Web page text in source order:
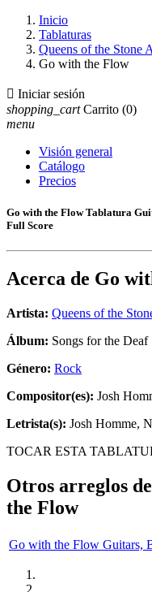
Inicio
Tablaturas
Queens of the Stone
Go with the Flow
 Iniciar sesión
shopping_cart Carrito (0)
menu
Visión general
Catálogo
Precios
Go with the Flow Tablatura
Full Score
Acerca de Go
Artista: Queens of the
Álbum: Songs for the Deaf
Género: Rock
Compositor(es): Josh
Letrista(s): Josh Homme,
TOCAR ESTA
Otros arreglos
the Flow
Go with the Flow Guitars,